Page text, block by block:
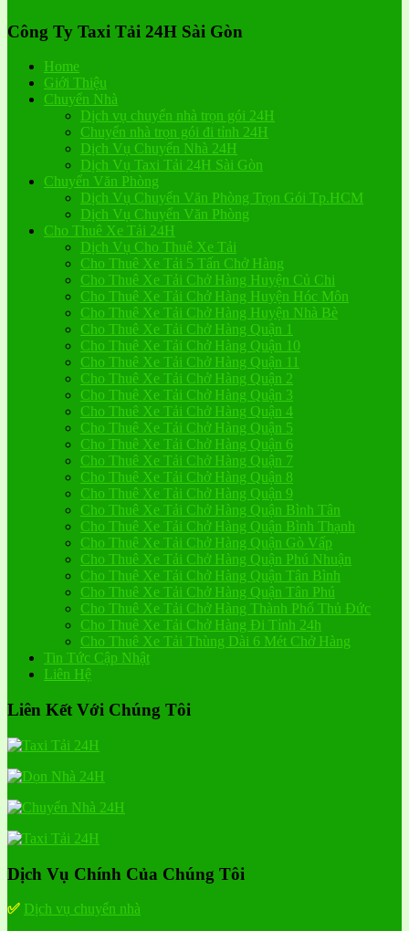
Công Ty Taxi Tải 24H Sài Gòn
Home
Giới Thiệu
Chuyển Nhà
Dịch vụ chuyển nhà trọn gói 24H
Chuyển nhà trọn gói đi tỉnh 24H
Dịch Vụ Chuyển Nhà 24H
Dịch Vụ Taxi Tải 24H Sài Gòn
Chuyển Văn Phòng
Dịch Vụ Chuyển Văn Phòng Trọn Gói Tp.HCM
Dịch Vụ Chuyển Văn Phòng
Cho Thuê Xe Tải 24H
Dịch Vụ Cho Thuê Xe Tải
Cho Thuê Xe Tải 5 Tấn Chở Hàng
Cho Thuê Xe Tải Chở Hàng Huyện Củ Chi
Cho Thuê Xe Tải Chở Hàng Huyện Hóc Môn
Cho Thuê Xe Tải Chở Hàng Huyện Nhà Bè
Cho Thuê Xe Tải Chở Hàng Quận 1
Cho Thuê Xe Tải Chở Hàng Quận 10
Cho Thuê Xe Tải Chở Hàng Quận 11
Cho Thuê Xe Tải Chở Hàng Quận 2
Cho Thuê Xe Tải Chở Hàng Quận 3
Cho Thuê Xe Tải Chở Hàng Quận 4
Cho Thuê Xe Tải Chở Hàng Quận 5
Cho Thuê Xe Tải Chở Hàng Quận 6
Cho Thuê Xe Tải Chở Hàng Quận 7
Cho Thuê Xe Tải Chở Hàng Quận 8
Cho Thuê Xe Tải Chở Hàng Quận 9
Cho Thuê Xe Tải Chở Hàng Quận Bình Tân
Cho Thuê Xe Tải Chở Hàng Quận Bình Thạnh
Cho Thuê Xe Tải Chở Hàng Quận Gò Vấp
Cho Thuê Xe Tải Chở Hàng Quận Phú Nhuận
Cho Thuê Xe Tải Chở Hàng Quận Tân Bình
Cho Thuê Xe Tải Chở Hàng Quận Tân Phú
Cho Thuê Xe Tải Chở Hàng Thành Phố Thủ Đức
Cho Thuê Xe Tải Chở Hàng Đi Tỉnh 24h
Cho Thuê Xe Tải Thùng Dài 6 Mét Chở Hàng
Tin Tức Cập Nhật
Liên Hệ
Liên Kết Với Chúng Tôi
Dịch Vụ Chính Của Chúng Tôi
✅ Dịch vụ chuyển nhà